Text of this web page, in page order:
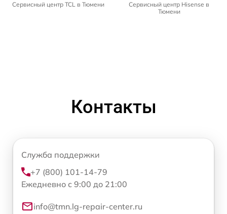
Сервисный центр TCL в Тюмени
Сервисный центр Hisense в
Тюмени
Контакты
Служба поддержки
+7 (800) 101-14-79
Ежедневно с 9:00 до 21:00
info@tmn.lg-repair-center.ru